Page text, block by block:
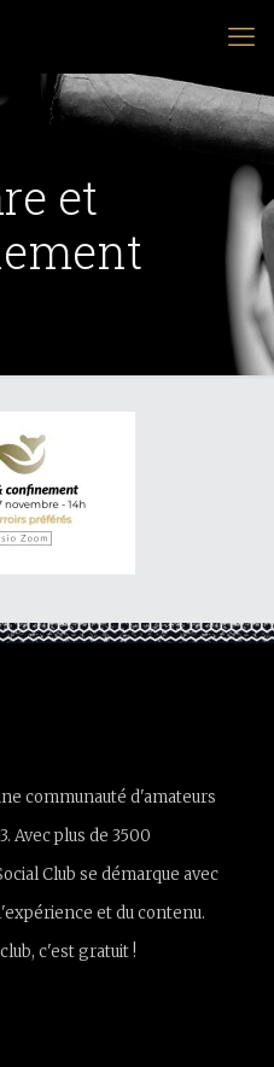
et
communauté d'amateurs
Avec plus de 3500
Club se démarque avec
et du contenu.
c'est gratuit !